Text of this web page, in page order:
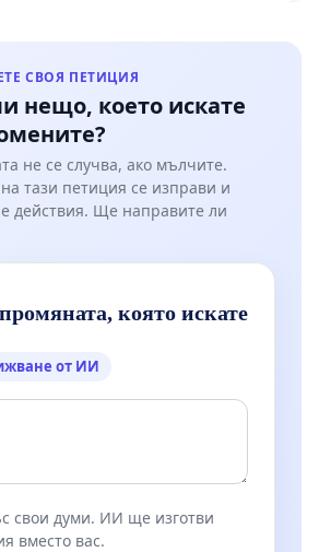
СВОЯ ПЕТИЦИЯ
нещо, което искате
не се случва, ако мълчите.
тази петиция се изправи и
действия. Ще направите ли
която искате
от ИИ
свои думи. ИИ ще изготви
вместо вас.